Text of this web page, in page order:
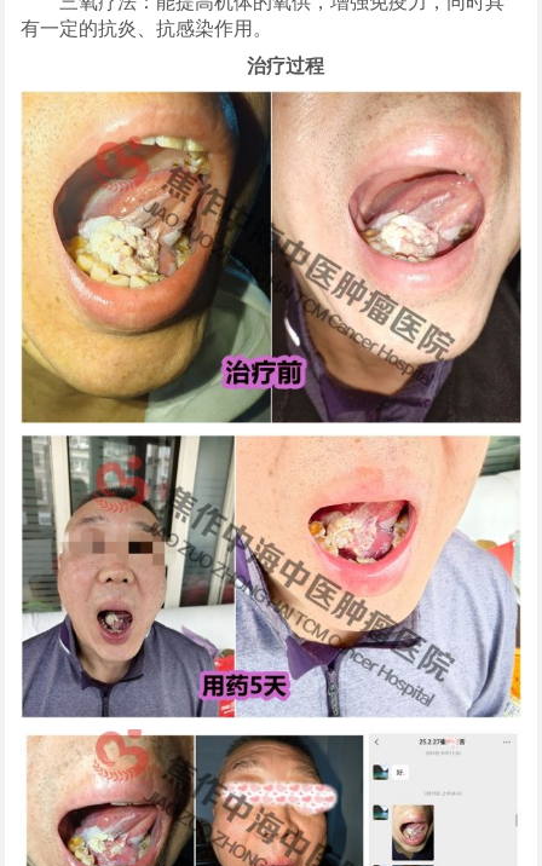
有一定的抗炎、抗感染作用。
治疗过程